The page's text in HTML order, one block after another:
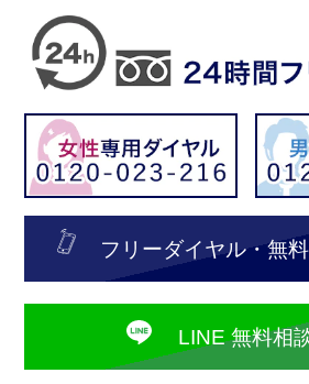
フリーダイヤル・無
LINE 無料相